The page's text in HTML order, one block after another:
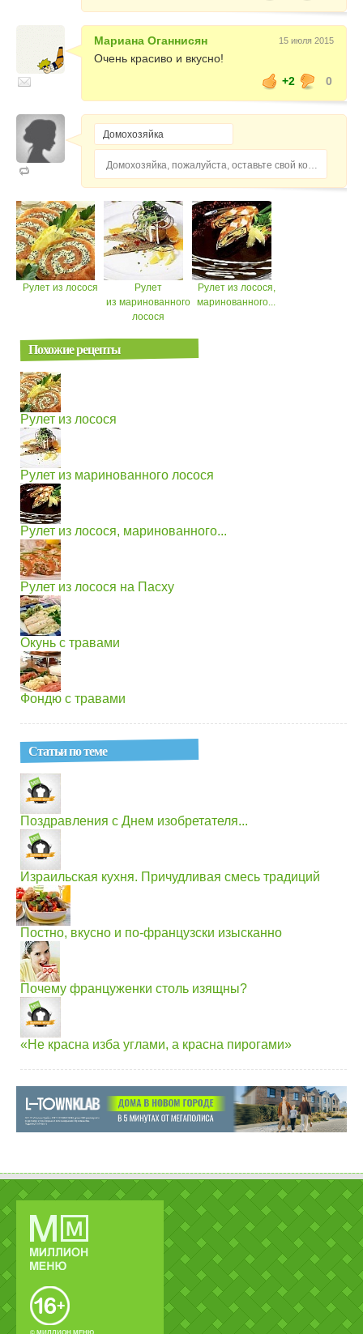
Мариана Оганнисян 15 июля 2015
Очень красиво и вкусно!
+2
0
Домохозяйка, пожалуйста, оставьте свой комментарий...
Рулет из лосося
Рулет
из маринованного
лосося
Рулет из лосося,
маринованного...
Похожие рецепты
Рулет из лосося
Рулет из маринованного лосося
Рулет из лосося, маринованного...
Рулет из лосося на Пасху
Окунь с травами
Фондю с травами
Статьи по теме
Поздравления с Днем изобретателя...
Израильская кухня. Причудливая смесь традиций
Постно, вкусно и по-французски изысканно
Почему француженки столь изящны?
«Не красна изба углами, а красна пирогами»